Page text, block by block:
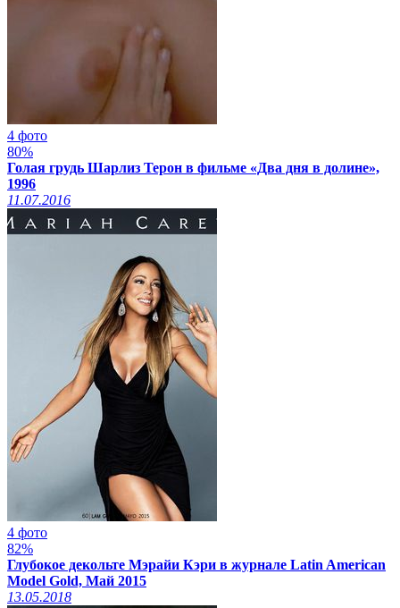
4 фото
80%
Голая грудь Шарлиз Терон в фильме «Два дня в долине»,
1996
11.07.2016
4 фото
82%
Глубокое декольте Мэрайи Кэри в журнале Latin American
Model Gold, Май 2015
13.05.2018